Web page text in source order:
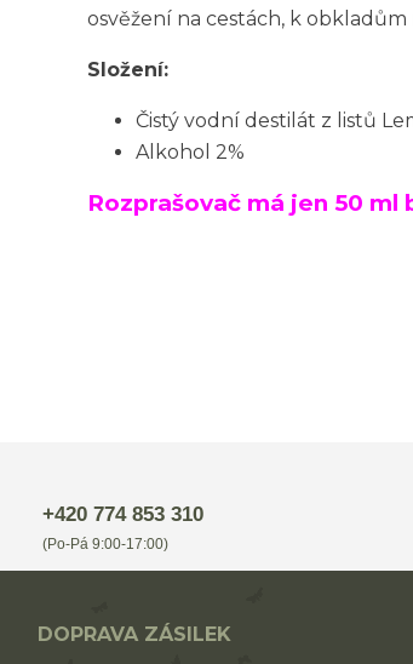
osvěžení na cestách, k
Složení:
Čistý vodní destilát z listů
Alkohol 2%
Rozprašovač má jen 50 ml
+420 774 853 310
(Po-Pá 9:00-17:00)
DOPRAVA ZÁSILEK